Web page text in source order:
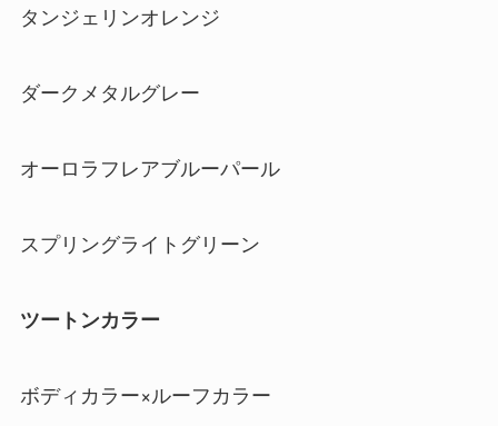
タンジェリンオレンジ
ダークメタルグレー
オーロラフレアブルーパール
スプリングライトグリーン
ツートンカラー
ボディカラー×ルーフカラー